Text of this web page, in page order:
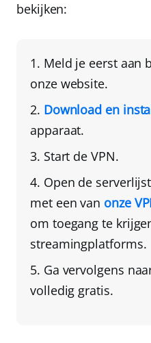
bekijken:
Meld je eerst aan
onze website.
Download en
apparaat.
Start de VPN.
Open de
met een van onze
om toegang te
streamingplatforms.
Ga vervolgens
volledig gratis.